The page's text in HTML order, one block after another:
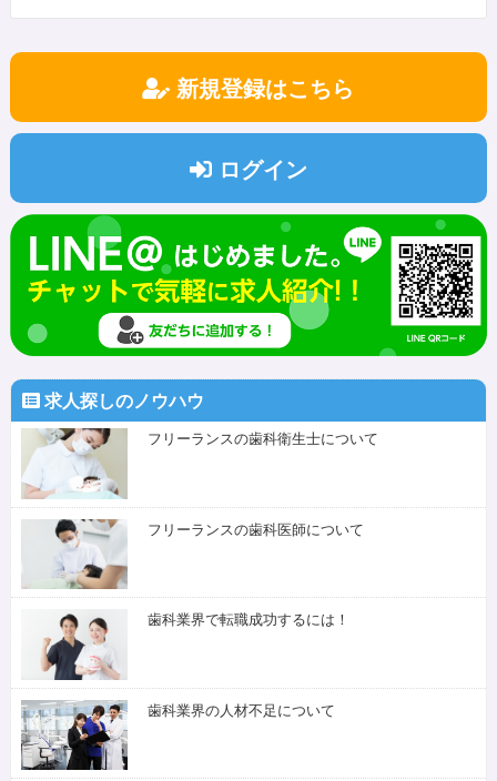
新規登録はこちら
ログイン
求人探しのノウハウ
フリーランスの歯科衛生士について
フリーランスの歯科医師について
歯科業界で転職成功するには！
歯科業界の人材不足について